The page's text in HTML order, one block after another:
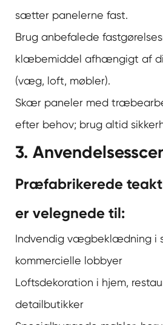
sætter panelerne fast.
Brug anbefalede
klæbemiddel afhængigt af
(væg, loft, møbler).
Skær paneler med
efter behov; brug altid
3.
Præfabrikerede
er velegnede til:
Indvendig vægbeklædning i
kommercielle lobbyer
Loftsdekoration i hjem,
detailbutikker